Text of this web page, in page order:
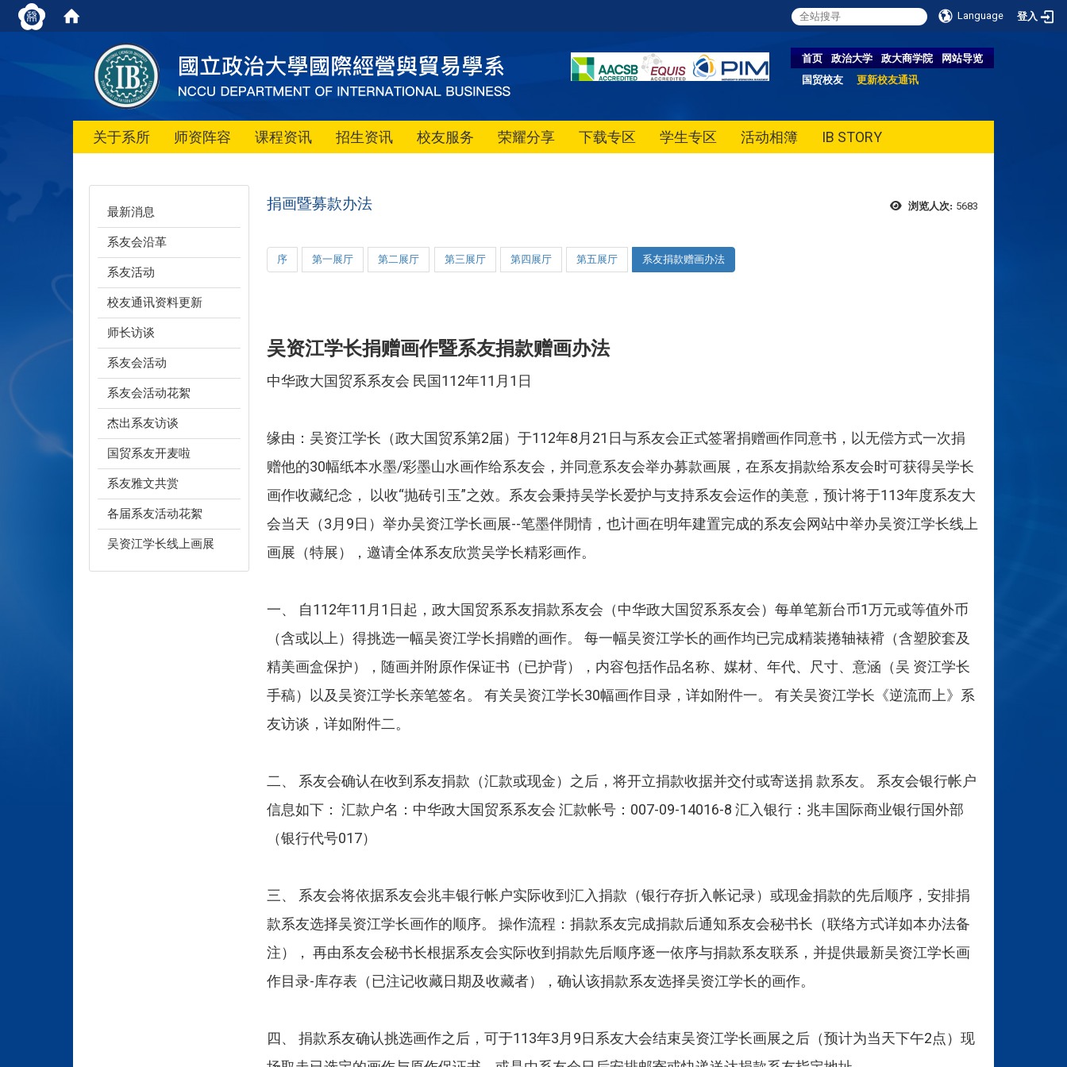
Language 登入
首页 政治大学 政大商学院
网站导览
国贸校友
更新校友通讯
关于系所 师资阵容 课程资讯 招生资讯 校友服务 荣耀分享 下载专区 学生专区 活动相簿 IB STORY
最新消息
系友会沿革
系友活动
校友通讯资料更新
师长访谈
系友会活动
系友会活动花絮
杰出系友访谈
国贸系友开麦啦
系友雅文共赏
各届系友活动花絮
吴资江学长线上画展
浏览人次: 5683
捐画暨募款办法
序 第一展厅 第二展厅 第三展厅 第四展厅 第五展厅 系友捐款赠画办法
吴资江学长捐赠画作暨系友捐款赠画办法
中华政大国贸系系友会 民国112年11月1日
缘由：吴资江学长（政大国贸系第2届）于112年8月21日与系友会正式签署捐赠画作同意书，以无偿方式一次捐
赠他的30幅纸本水墨/彩墨山水画作给系友会，并同意系友会举办募款画展，在系友捐款给系友会时可获得吴学长
画作收藏纪念， 以收“抛砖引玉”之效。系友会秉持吴学长爱护与支持系友会运作的美意，预计将于113年度系友大
会当天（3月9日）举办吴资江学长画展--笔墨伴閒情，也计画在明年建置完成的系友会网站中举办吴资江学长线上
画展（特展），邀请全体系友欣赏吴学长精彩画作。
一、 自112年11月1日起，政大国贸系系友捐款系友会（中华政大国贸系系友会）每单笔新台币1万元或等值外币
（含或以上）得挑选一幅吴资江学长捐赠的画作。 每一幅吴资江学长的画作均已完成精装捲轴裱褙（含塑胶套及
精美画盒保护），随画并附原作保证书（已护背），内容包括作品名称、媒材、年代、尺寸、意涵（吴 资江学长
手稿）以及吴资江学长亲笔签名。 有关吴资江学长30幅画作目录，详如附件一。 有关吴资江学长《逆流而上》系
友访谈，详如附件二。
二、 系友会确认在收到系友捐款（汇款或现金）之后，将开立捐款收据并交付或寄送捐 款系友。 系友会银行帐户
信息如下： 汇款户名：中华政大国贸系系友会 汇款帐号：007-09-14016-8 汇入银行：兆丰国际商业银行国外部
（银行代号017）
三、 系友会将依据系友会兆丰银行帐户实际收到汇入捐款（银行存折入帐记录）或现金捐款的先后顺序，安排捐
款系友选择吴资江学长画作的顺序。 操作流程：捐款系友完成捐款后通知系友会秘书长（联络方式详如本办法备
注）， 再由系友会秘书长根据系友会实际收到捐款先后顺序逐一依序与捐款系友联系，并提供最新吴资江学长画
作目录-库存表（已注记收藏日期及收藏者），确认该捐款系友选择吴资江学长的画作。
四、 捐款系友确认挑选画作之后，可于113年3月9日系友大会结束吴资江学长画展之后（预计为当天下午2点）现